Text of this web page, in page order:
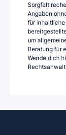
Sorgfalt
Angaben
für
um
Beratung für
Wende dich